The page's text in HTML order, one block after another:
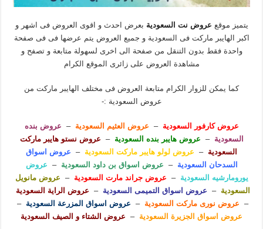
يتميز موقع عروض نت السعوديةبعرض احدث و اقوى العروض فى اشهر و
اكبر الهايبر ماركت فى السعودية و جميع العروض يتم عرضها فى فى صفحة
واحدة فقط بدون التنقل من صفحة الى اخرى لسهولة متابعة و تصفح و
مشاهدة العروض على زائرى الموقع الكرام
كما يمكن للزوار الكرام متابعة العروض فى مختلف الهايبر ماركت من
عروض السعودية :-
عروض كارفور السعودية – عروض العثيم السعودية –
عروض بنده
السعودية – عروض هايبر بنده السعودية –
عروض نستو هايبر ماركت
السعودية – عروض لولو هايبر ماركت السعودية –
عروض اسواق
السدحان السعودية – عروض اسواق بن داود السعودية –
عروض
يورومارشيه السعودية – عروض جراند مارت السعودية –
عروض مانويل
السعودية – عروض اسواق التميمى السعودية –
عروض الراية السعودية
–
عروض نورى ماركت السعودية – عروض اسواق المزرعة السعودية –
عروض اسواق الجزيرة السعودية – عروض الشتاء و الصيف السعودية